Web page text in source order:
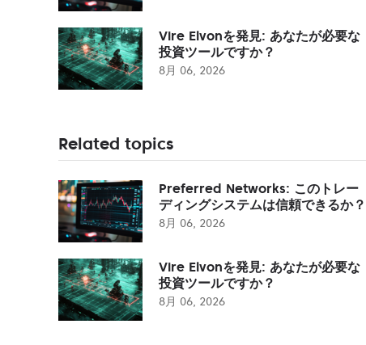
Vire Elvonを発見: あなたが必要な
投資ツールですか？
8月 06, 2026
Related topics
Preferred Networks: このトレー
ディングシステムは信頼できるか？
8月 06, 2026
Vire Elvonを発見: あなたが必要な
投資ツールですか？
8月 06, 2026